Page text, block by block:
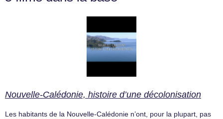
Nouvelle-Calédonie, histoire d’une décolonisation
Les habitants de la Nouvelle-Calédonie n’ont, pour la plupart, pas